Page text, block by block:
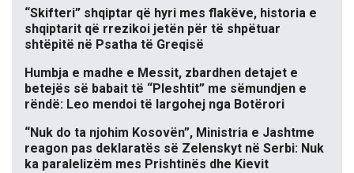
“Skifteri” shqiptar që hyri mes flakëve, historia e
shqiptarit që rrezikoi jetën për të shpëtuar
shtëpitë në Psatha të Greqisë
Humbja e madhe e Messit, zbardhen detajet e
betejës së babait të “Pleshtit” me sëmundjen e
rëndë: Leo mendoi të largohej nga Botërori
“Nuk do ta njohim Kosovën”, Ministria e Jashtme
reagon pas deklaratës së Zelenskyt në Serbi: Nuk
ka paralelizëm mes Prishtinës dhe Kievit